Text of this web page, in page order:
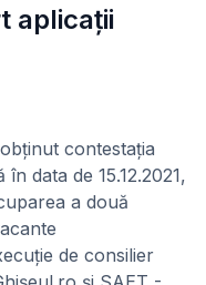
aplicații
contestația
data de 15.12.2021,
a două
de consilier